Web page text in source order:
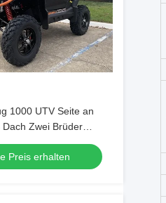
1000 UTV Seite an
Dach Zwei Brüder
Preis erhalten